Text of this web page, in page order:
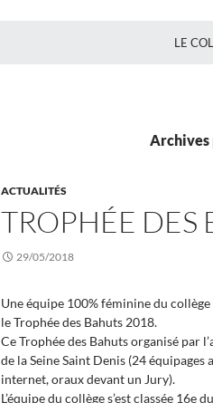
LE
Archives
ACTUALITÉS
TROPHÉE DES
29/05/2018
Une équipe 100% féminine du
le Trophée des Bahuts 2018.
Ce Trophée des Bahuts organisé par
de la Seine Saint Denis (24
internet, oraux devant un Jury).
L’équipe du collège s’est classée